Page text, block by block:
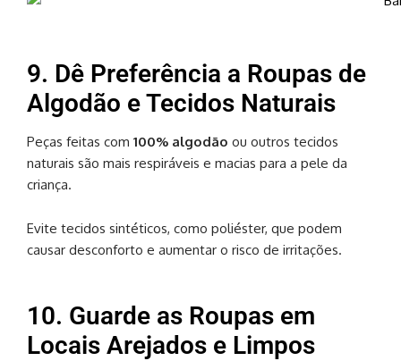
9. Dê Preferência a Roupas de
Algodão e Tecidos Naturais
Peças feitas com 100% algodão ou outros tecidos
naturais são mais respiráveis e macias para a pele da
criança.
Evite tecidos sintéticos, como poliéster, que podem
causar desconforto e aumentar o risco de irritações.
10. Guarde as Roupas em
Locais Arejados e Limpos